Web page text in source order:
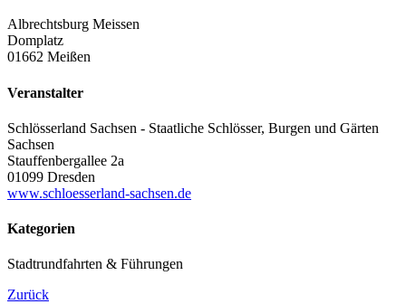
Albrechtsburg Meissen
Domplatz
01662 Meißen
Veranstalter
Schlösserland Sachsen - Staatliche Schlösser, Burgen und Gärten
Sachsen
Stauffenbergallee 2a
01099 Dresden
www.schloesserland-sachsen.de
Kategorien
Stadtrundfahrten & Führungen
Zurück